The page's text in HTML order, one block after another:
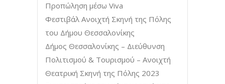
Προπώληση μέσω Viva
Φεστιβάλ Ανοιχτή Σκηνή της Πόλης
του Δήμου Θεσσαλονίκης
Δήμος Θεσσαλονίκης – Διεύθυνση
Πολιτισμού & Τουρισμού – Ανοιχτή
Θεατρική Σκηνή της Πόλης 2023